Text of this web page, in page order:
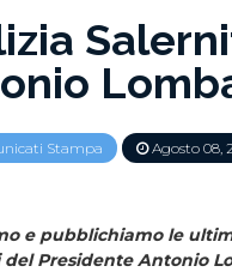
Stampa Agosto 08,
e pubblichiamo le
Presidente Antonio